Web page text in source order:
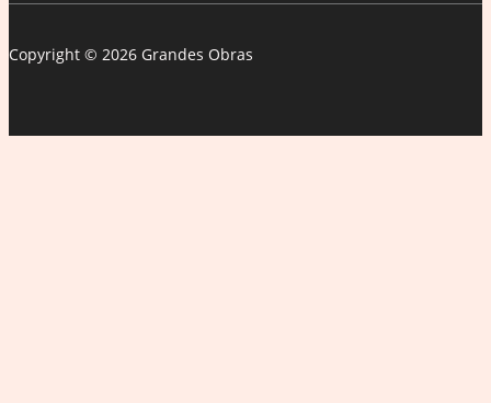
Copyright © 2026 Grandes Obras